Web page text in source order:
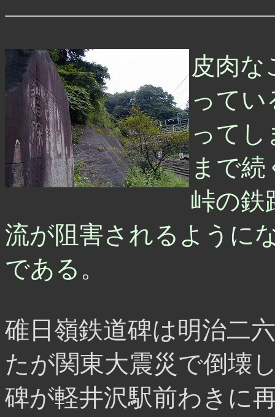
皮肉な
って
ってし
まで
峠の鉄
流が阻害されるように
である。
碓日嶺鉄道碑は明治二
たが関東大震災で倒壊
碑が軽井沢駅前わきに